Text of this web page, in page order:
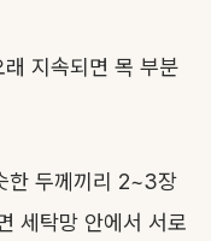
지속되면 목 부분
한 두께끼리 2~3장
세탁망 안에서 서로